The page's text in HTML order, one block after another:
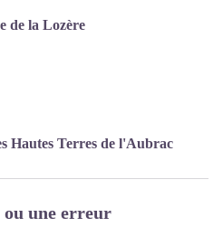
de la Lozère
Hautes Terres de l'Aubrac
une erreur